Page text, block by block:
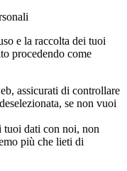
e la raccolta dei tuoi
procedendo come
assicurati di controllare
se non vuoi
tuoi dati con noi, non
più che lieti di